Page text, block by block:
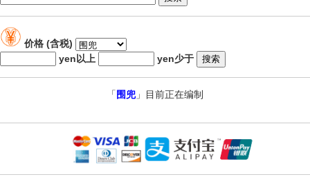
价格 (含税)
yen以上
yen少于
「 围兜」目前正在编制